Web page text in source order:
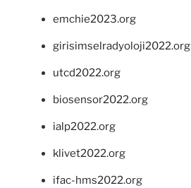
emchie2023.org
girisimselradyoloji2022.org
utcd2022.org
biosensor2022.org
ialp2022.org
klivet2022.org
ifac-hms2022.org